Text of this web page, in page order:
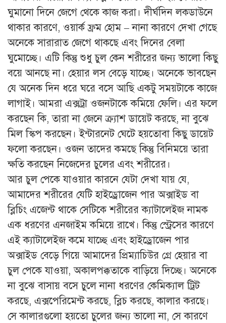
ঘুমানো দিনে জেগে থেকে কাজ করা। দীর্ঘদিন লকডাউনে
থাকার কারণে, ওয়ার্ক ফ্রম হোম – নানা কারণে দেখা গেছে
অনেকে সারারাত জেগে থাকছে এবং দিনের বেলা
ঘুমোচ্ছে। এটি কিন্তু শুধু চুল কেন শরীরের জন্য ভালো কিছু
বয়ে আনছে না। হেয়ার লস বেড়ে যাচ্ছে। অনেকে ভাবছেন
যে অনেক দিন ধরে ঘরে বসে আছি একটু সময়টাকে কাজে
লাগাই। আমরা এক্সট্রা ওজনটাকে কমিয়ে ফেলি। এর ফলে
করছেন কি, তারা না জেনে ক্র্যাশ ডায়েট করছে, না বুঝে
মিল স্কিপ করছেন। ইন্টারনেট ঘেটে হয়তোবা কিছু ডায়েট
ফলো করছেন। ওজন তাদের কমছে কিন্তু বিনিময়ে তারা
ক্ষতি করছেন নিজেদের চুলের এবং শরীরের।
আর চুল পেকে যাওয়ার কারনে যেটা দেখা যায় যে,
আমাদের শরীরের যেটি হাইড্রোজেন পার অক্সাইড বা
ব্লিচিং এজেন্ট থাকে সেটিকে শরীরের ক্যাটালেইজ নামক
এক ধরণের এনজাইম কমিয়ে রাখে। কিন্তু স্ট্রেসের কারণে
এই ক্যাটালেইজ কমে যাচ্ছে এবং হাইড্রোজেন পার
অক্সাইড বেড়ে গিয়ে আমাদের প্রিম্যাচিউর গ্রে হেয়ার বা
চুল পেকে যাওয়া, অকালপক্কতাকে বাড়িয়ে দিচ্ছে। অনেকে
না বুঝে বাসায় বসে চুলে নানা ধরণের কেমিক্যাল ট্রিট
করছে, এক্সপেরিমেন্ট করছে, ব্লিচ করছে, কালার করছে।
সে কালারগুলো হয়তো চুলের জন্য ভালো না, সে কারণে